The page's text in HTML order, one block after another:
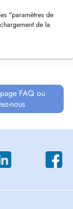
"paramètres de
de la
FAQ ou
nous